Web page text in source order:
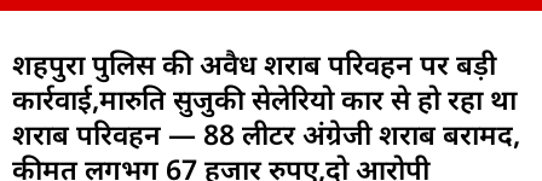
शहपुरा पुलिस की अवैध शराब परिवहन पर बड़ी
कार्रवाई,मारुति सुजुकी सेलेरियो कार से हो रहा था
शराब परिवहन — 88 लीटर अंग्रेजी शराब बरामद,
कीमत लगभग 67 हजार रुपए,दो आरोपी